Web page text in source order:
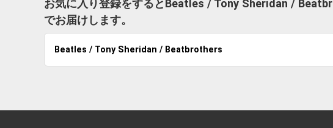
お気に入り登録をするとBeatles / Tony Sheridan /
でお届けします。
Beatles / Tony Sheridan / Beatbrothers